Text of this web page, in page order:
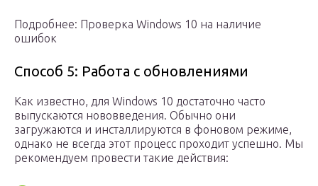
Подробнее: Проверка Windows 10 на наличие
ошибок
Способ 5: Работа с обновлениями
Как известно, для Windows 10 достаточно часто
выпускаются нововведения. Обычно они
загружаются и инсталлируются в фоновом режиме,
однако не всегда этот процесс проходит успешно. Мы
рекомендуем провести такие действия: